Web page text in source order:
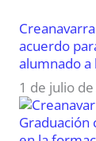
acuerdo
alumnado a
1 de julio